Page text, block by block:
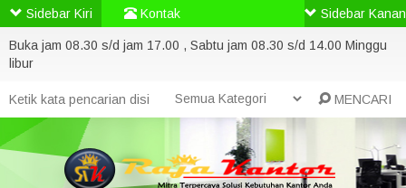
Buka jam 08.30 s/d jam 17.00 , Sabtu jam 08.30 s/d 14.00 Minggu
libur
MENCARI
Sidebar Kiri Kontak Sidebar Kanan